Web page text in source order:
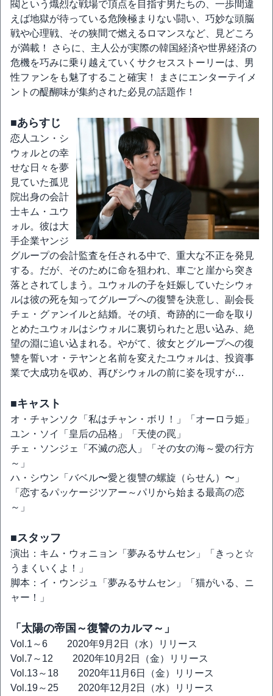
閥という熾烈な戦場で頂点を目指す男たちの、一歩間違
えば地獄が待っている危険極まりない闘い、巧妙な頭脳
戦や心理戦、その狭間で燃えるロマンスなど、見どころ
が満載！ さらに、主人公が実際の韓国経済や世界経済の
危機を巧みに乗り越えていくサクセスストーリーは、男
性ファンをも魅了すること確実！ まさにエンターテイメ
ントの醍醐味が集約された必見の話題作！
■あらすじ
恋人ユン・シ
ウォルとの幸
せな日々を夢
見ていた孤児
院出身の会計
士キム・ユウ
ォル。彼は大
手企業ヤンジ
グループの会計監査を任される中で、重大な不正を発見
する。だが、そのために命を狙われ、車ごと崖から突き
落とされてしまう。ユウォルの子を妊娠していたシウォ
ルは彼の死を知ってグループへの復讐を決意し、副会長
チェ・グァンイルと結婚。その頃、奇跡的に一命を取り
とめたユウォルはシウォルに裏切られたと思い込み、絶
望の淵に追い込まれる。やがて、彼女とグループへの復
讐を誓いオ・テヤンと名前を変えたユウォルは、投資事
業で大成功を収め、再びシウォルの前に姿を現すが…
■キャスト
オ・チャンソク「私はチャン・ボリ！」「オーロラ姫」
ユン・ソイ「皇后の品格」「天使の罠」
チェ・ソンジェ「不滅の恋人」「その女の海～愛の行方
～」
ハ・シウン「バベル〜愛と復讐の螺旋（らせん）〜」
「恋するパッケージツアー～パリから始まる最高の恋
～」
■スタッフ
演出：キム・ウォニョン「夢みるサムセン」「きっと☆
うまくいくよ！」
脚本：イ・ウンジュ「夢みるサムセン」「猫がいる、ニ
ャー！」
「太陽の帝国～復讐のカルマ～」
Vol.1～6 2020年9月2日（水）リリース
Vol.7～12 2020年10月2日（金）リリース
Vol.13～18 2020年11月6日（金）リリース
Vol.19～25 2020年12月2日（水）リリース